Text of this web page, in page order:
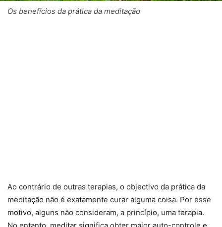
Os benefícios da prática da meditação
Ao contrário de outras terapias, o objectivo da prática da
meditação não é exatamente curar alguma coisa. Por esse
motivo, alguns não consideram, a princípio, uma terapia.